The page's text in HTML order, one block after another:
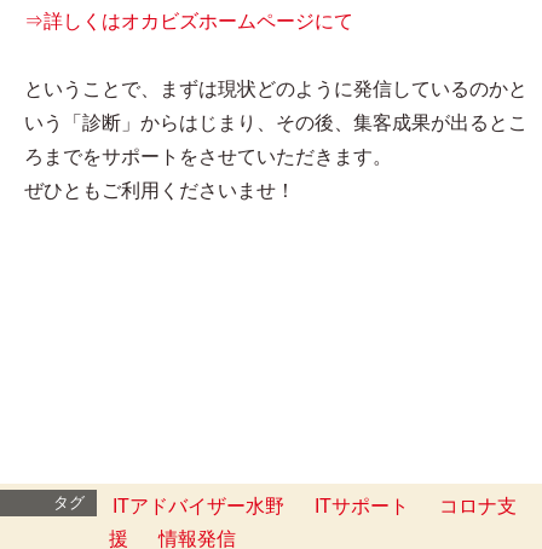
⇒詳しくはオカビズホームページにて
ということで、まずは現状どのように発信しているのかと
いう「診断」からはじまり、その後、集客成果が出るとこ
ろまでをサポートをさせていただきます。
ぜひともご利用くださいませ！
タグ ITアドバイザー水野 ITサポート
コロナ支
援
情報発信